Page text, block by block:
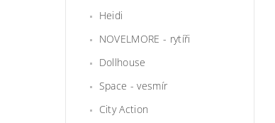
Heidi
NOVELMORE - rytíři
Dollhouse
Space - vesmír
City Action